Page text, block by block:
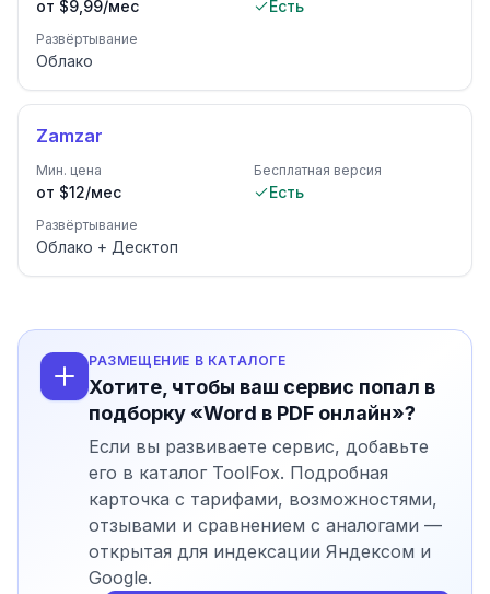
от $9,99/мес Есть
Развёртывание
Облако
Zamzar
Мин. цена
от $12/мес
Бесплатная версия
Есть
Развёртывание
Облако + Десктоп
РАЗМЕЩЕНИЕ В КАТАЛОГЕ
Хотите, чтобы ваш сервис попал в
подборку «Word в PDF онлайн»?
Если вы развиваете сервис, добавьте
его в каталог ToolFox. Подробная
карточка с тарифами, возможностями,
отзывами и сравнением с аналогами —
открытая для индексации Яндексом и
Google.